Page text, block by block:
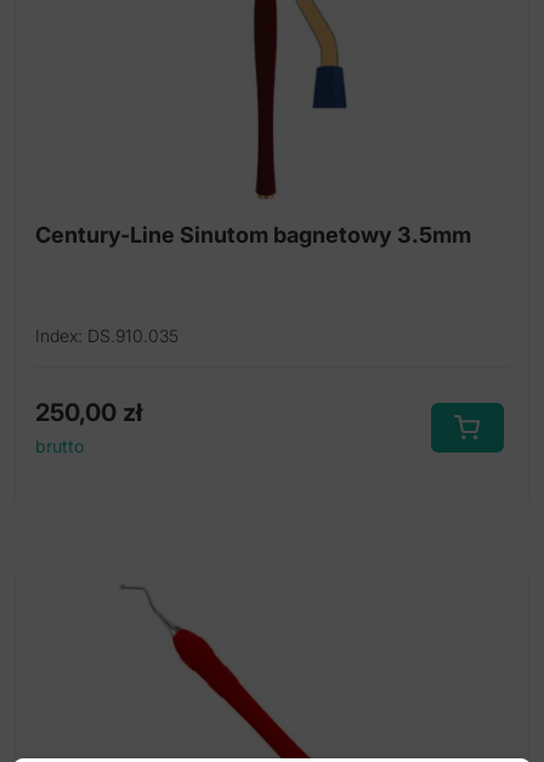
Century-Line Sinutom bagnetowy 3.5mm
Index: DS.910.035
250,00 zł
brutto